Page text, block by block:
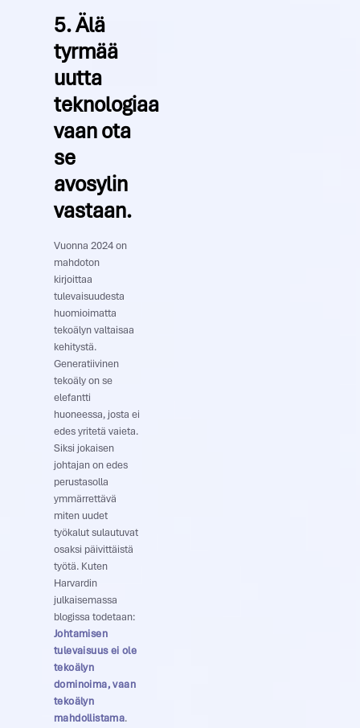
5. Älä
tyrmää
uutta
teknologiaa
vaan ota
se
avosylin
vastaan.
Vuonna 2024 on
mahdoton
kirjoittaa
tulevaisuudesta
huomioimatta
tekoälyn valtaisaa
kehitystä.
Generatiivinen
tekoäly on se
elefantti
huoneessa, josta ei
edes yritetä vaieta.
Siksi jokaisen
johtajan on edes
perustasolla
ymmärrettävä
miten uudet
työkalut sulautuvat
osaksi päivittäistä
työtä. Kuten
Harvardin
julkaisemassa
blogissa todetaan:
Johtamisen
tulevaisuus ei ole
tekoälyn
dominoima, vaan
tekoälyn
mahdollistama.